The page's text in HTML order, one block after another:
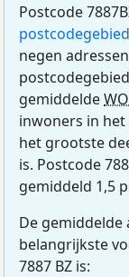
Postcode
negen
gemiddelde
inwoners in het
het grootste
is. Postcode
gemiddeld 1,5
De
belangrijkste
7887 BZ is: